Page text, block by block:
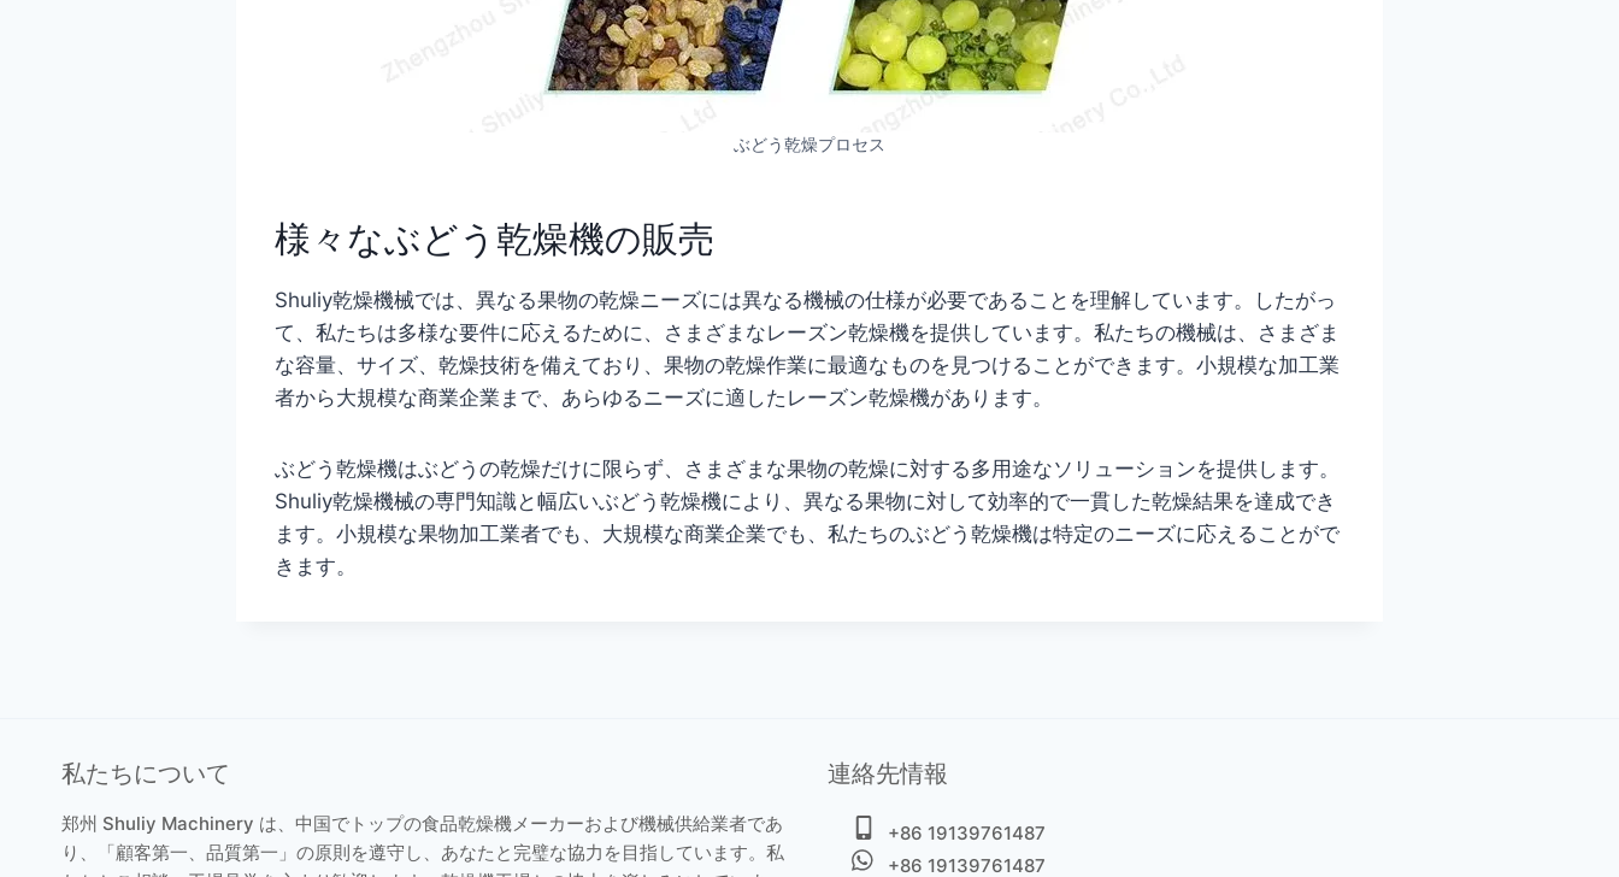
ぶどう乾燥プロセス
様々なぶどう乾燥機の販売
Shuliy乾燥機械では、異なる果物の乾燥ニーズには異なる機械の仕様が必要であることを理解しています。したがっ
て、私たちは多様な要件に応えるために、さまざまなレーズン乾燥機を提供しています。私たちの機械は、さまざま
な容量、サイズ、乾燥技術を備えており、果物の乾燥作業に最適なものを見つけることができます。小規模な加工業
者から大規模な商業企業まで、あらゆるニーズに適したレーズン乾燥機があります。
ぶどう乾燥機はぶどうの乾燥だけに限らず、さまざまな果物の乾燥に対する多用途なソリューションを提供します。
Shuliy乾燥機械の専門知識と幅広いぶどう乾燥機により、異なる果物に対して効率的で一貫した乾燥結果を達成でき
ます。小規模な果物加工業者でも、大規模な商業企業でも、私たちのぶどう乾燥機は特定のニーズに応えることがで
きます。
私たちについて
郑州 Shuliy Machinery は、中国でトップの食品乾燥機メーカーおよび機械供給業者であ
り、「顧客第一、品質第一」の原則を遵守し、あなたと完璧な協力を目指しています。私
連絡先情報
+86 19139761487
+86 19139761487